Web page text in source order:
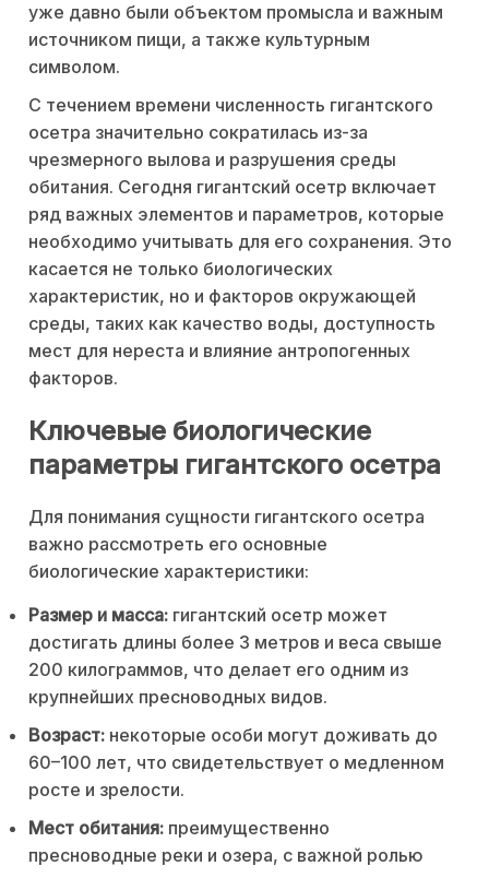
уже давно были объектом промысла и важным
источником пищи, а также культурным
символом.
С течением времени численность гигантского
осетра значительно сократилась из-за
чрезмерного вылова и разрушения среды
обитания. Сегодня гигантский осетр включает
ряд важных элементов и параметров, которые
необходимо учитывать для его сохранения. Это
касается не только биологических
характеристик, но и факторов окружающей
среды, таких как качество воды, доступность
мест для нереста и влияние антропогенных
факторов.
Ключевые биологические
параметры гигантского осетра
Для понимания сущности гигантского осетра
важно рассмотреть его основные
биологические характеристики:
Размер и масса: гигантский осетр может
достигать длины более 3 метров и веса свыше
200 килограммов, что делает его одним из
крупнейших пресноводных видов.
Возраст: некоторые особи могут доживать до
60–100 лет, что свидетельствует о медленном
росте и зрелости.
Мест обитания: преимущественно
пресноводные реки и озера, с важной ролью